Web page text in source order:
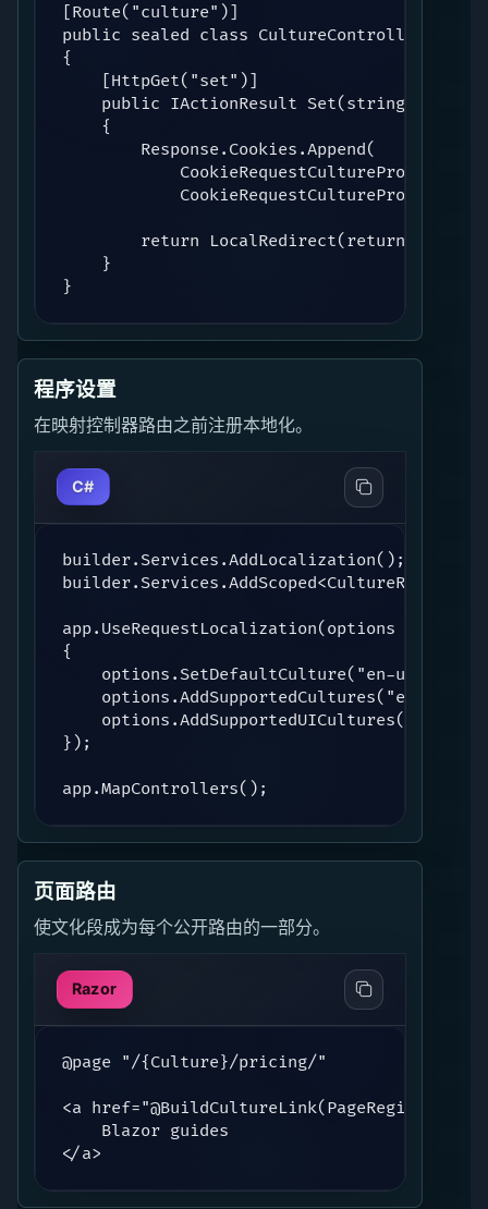
[Route("culture")]
public sealed class CultureController :
{
    [HttpGet("set")]
public IActionResult Set(string
    {
        Response.Cookies.Append(
        return LocalRedirect(returnUrl);
    }
}
程序设置
在映射控制器路由之前注册本地化。
C#
builder.Services.AddLocalization();
app.UseRequestLocalization(options =>
{
    options.SetDefaultCulture("en-us");
options.AddSupportedCultures("en-us",
options.AddSupportedUICultures("en-
});
app.MapControllers();
页面路由
使文化段成为每个公开路由的一部分。
Razor
@page "/{Culture}/pricing/"
<a
    Blazor guides
</a>